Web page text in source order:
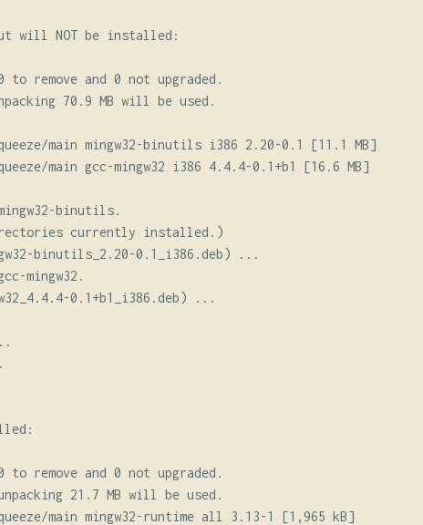
but will NOT be installed:
remove and 0 not upgraded.
70.9 MB will be used.
main mingw32-binutils i386 2.20-0.1 [11.1 MB]
main gcc-mingw32 i386 4.4.4-0.1+b1 [16.6 MB]
binutils.
currently installed.)
binutils_2.20-0.1_i386.deb) ...
mingw32.
0.1+b1_i386.deb) ...
remove and 0 not upgraded.
21.7 MB will be used.
main mingw32-runtime all 3.13-1 [1,965 kB]